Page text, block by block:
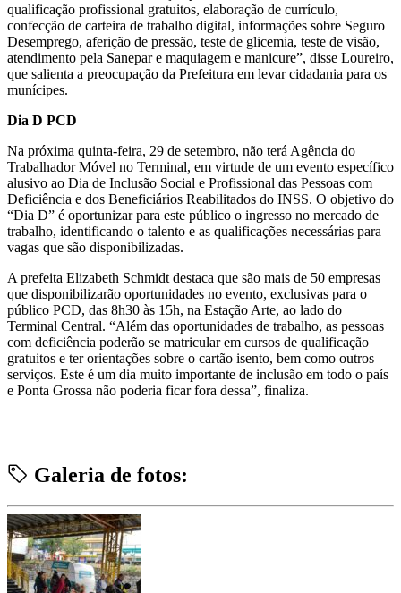
qualificação profissional gratuitos, elaboração de currículo,
confecção de carteira de trabalho digital, informações sobre Seguro
Desemprego, aferição de pressão, teste de glicemia, teste de visão,
atendimento pela Sanepar e maquiagem e manicure”, disse Loureiro,
que salienta a preocupação da Prefeitura em levar cidadania para os
munícipes.
Dia D PCD
Na próxima quinta-feira, 29 de setembro, não terá Agência do
Trabalhador Móvel no Terminal, em virtude de um evento específico
alusivo ao Dia de Inclusão Social e Profissional das Pessoas com
Deficiência e dos Beneficiários Reabilitados do INSS. O objetivo do
“Dia D” é oportunizar para este público o ingresso no mercado de
trabalho, identificando o talento e as qualificações necessárias para
vagas que são disponibilizadas.
A prefeita Elizabeth Schmidt destaca que são mais de 50 empresas
que disponibilizarão oportunidades no evento, exclusivas para o
público PCD, das 8h30 às 15h, na Estação Arte, ao lado do
Terminal Central. “Além das oportunidades de trabalho, as pessoas
com deficiência poderão se matricular em cursos de qualificação
gratuitos e ter orientações sobre o cartão isento, bem como outros
serviços. Este é um dia muito importante de inclusão em todo o país
e Ponta Grossa não poderia ficar fora dessa”, finaliza.
Galeria de fotos: